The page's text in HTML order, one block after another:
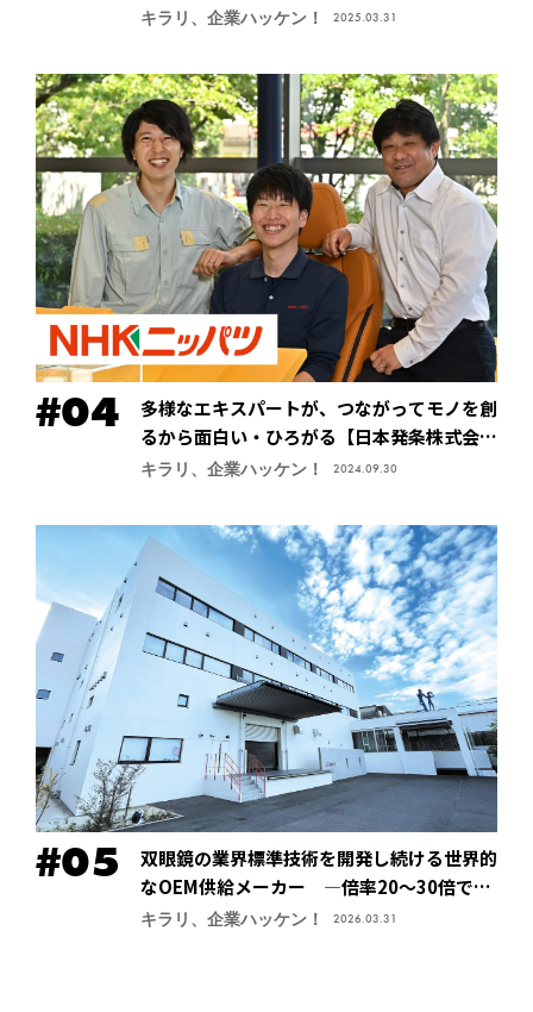
式会社・先端技術総合研究所】
キラリ、企業ハッケン！ 2025.03.31
多様なエキスパートが、つながってモノを創
るから面白い・ひろがる【日本発条株式会社
（ニッパツ）】
キラリ、企業ハッケン！ 2024.09.30
双眼鏡の業界標準技術を開発し続ける世界的
なOEM供給メーカー ―倍率20～30倍でも
像が安定する手振れ防止技術で特許取得、今
キラリ、企業ハッケン！ 2026.03.31